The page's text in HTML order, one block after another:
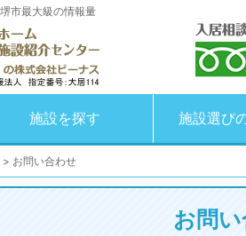
市最大級の情報量
施設を探す 施設選び
> お問い合わせ
お問